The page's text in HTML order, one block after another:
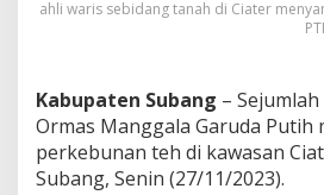
h
u
k
i
L
a
ahli waris sebidang tanah di Ciater
Kabupaten Subang –
Ormas Manggala Garuda Putih
perkebunan teh di kawasan
Subang, Senin (27/11/2023).